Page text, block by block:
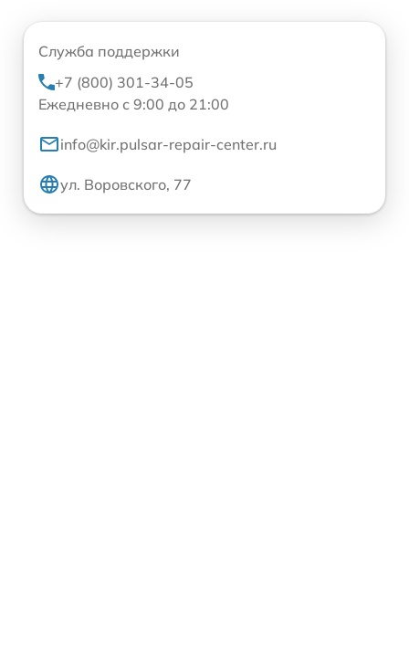
Служба поддержки
+7 (800) 301-34-05
Ежедневно с 9:00 до 21:00
info@kir.pulsar-repair-center.ru
ул. Воровского, 77